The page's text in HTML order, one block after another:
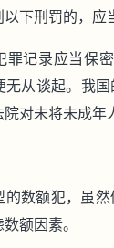
下刑罚的，应
罪记录应当保
无从谈起。我
对未将未成年
的数额犯，虽
额因素。